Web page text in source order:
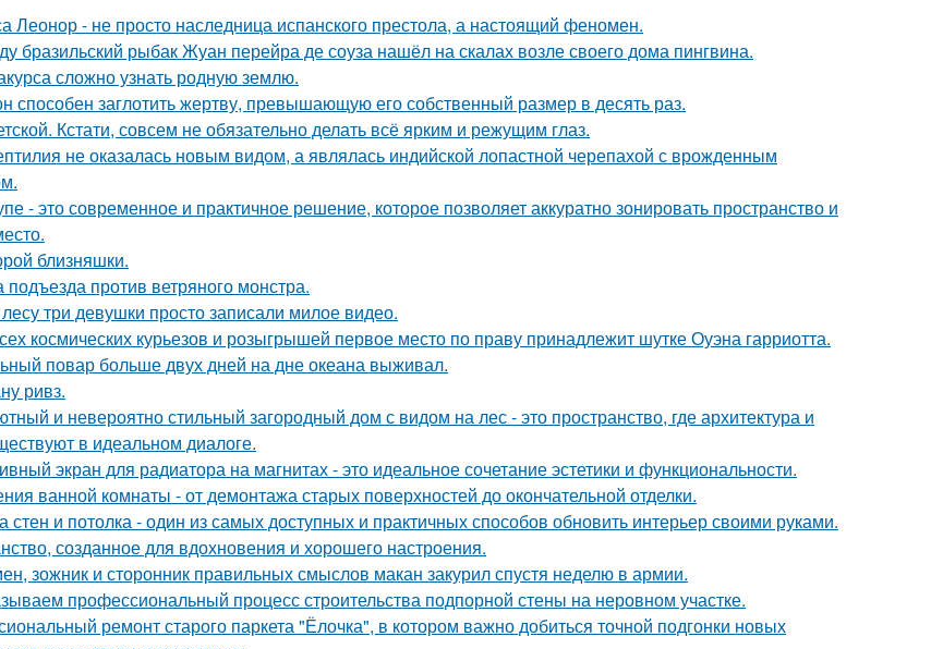
Леонор - не просто наследница испанского престола, а настоящий феномен.
бразильский рыбак Жуан перейра де соуза нашёл на скалах возле своего дома пингвина.
сложно узнать родную землю.
способен заглотить жертву, превышающую его собственный размер в десять раз.
Кстати, совсем не обязательно делать всё ярким и режущим глаз.
не оказалась новым видом, а являлась индийской лопастной черепахой с врожденным
- это современное и практичное решение, которое позволяет аккуратно зонировать пространство и
близняшки.
против ветряного монстра.
три девушки просто записали милое видео.
космических курьезов и розыгрышей первое место по праву принадлежит шутке Оуэна гарриотта.
повар больше двух дней на дне океана выживал.
ривз.
и невероятно стильный загородный дом с видом на лес - это пространство, где архитектура и
в идеальном диалоге.
экран для радиатора на магнитах - это идеальное сочетание эстетики и функциональности.
ванной комнаты - от демонтажа старых поверхностей до окончательной отделки.
стен и потолка - один из самых доступных и практичных способов обновить интерьер своими руками.
созданное для вдохновения и хорошего настроения.
зожник и сторонник правильных смыслов макан закурил спустя неделю в армии.
профессиональный процесс строительства подпорной стены на неровном участке.
ремонт старого паркета "Ёлочка", в котором важно добиться точной подгонки новых